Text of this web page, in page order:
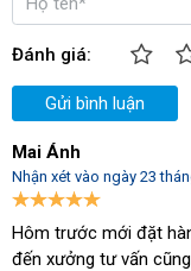
dàng.
Hiệu năng làm việc
Sở hữu công
chứa khí lớn
hiện nay.
Đánh giá:
Gửi bình luận
Mai Ánh
Nhận xét vào ngày 23
Hôm trước mới đặt
đến xưởng tư vấn